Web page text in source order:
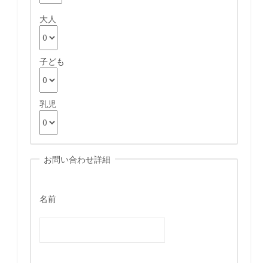
大人
子ども
乳児
お問い合わせ詳細
名前